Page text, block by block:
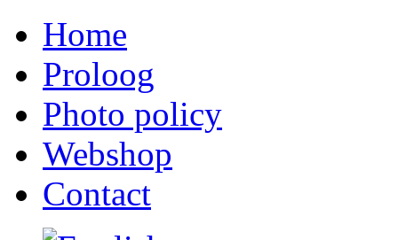
Home
Proloog
Photo policy
Webshop
Contact